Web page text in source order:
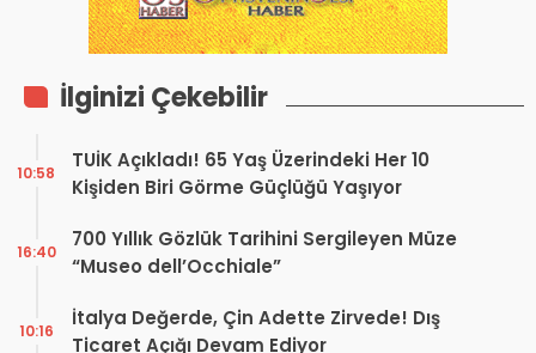
İlginizi Çekebilir
TUİK Açıkladı! 65 Yaş Üzerindeki Her 10
Kişiden Biri Görme Güçlüğü Yaşıyor
10:58
700 Yıllık Gözlük Tarihini Sergileyen Müze
“Museo dell’Occhiale”
16:40
İtalya Değerde, Çin Adette Zirvede! Dış
Ticaret Açığı Devam Ediyor
10:16